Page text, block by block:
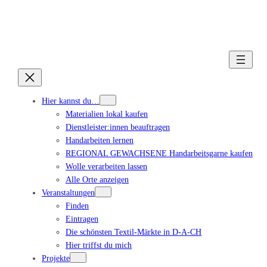
Hier kannst du…
Materialien lokal kaufen
Dienstleister:innen beauftragen
Handarbeiten lernen
REGIONAL GEWACHSENE Handarbeitsgarne kaufen
Wolle verarbeiten lassen
Alle Orte anzeigen
Veranstaltungen
Finden
Eintragen
Die schönsten Textil-Märkte in D-A-CH
Hier triffst du mich
Projekte